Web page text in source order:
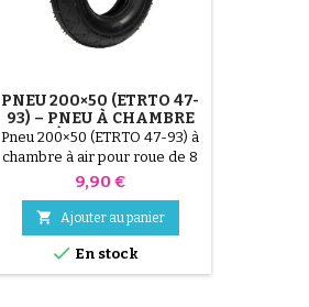
PNEU 200×50 (ETRTO 47-
93) – PNEU À CHAMBRE
À AIR POUR
TROTTINETTE, SCOOTER
OU REMORQUE
Pneu 200×50 (ETRTO 47-93) à
chambre à air pour roue de 8
pouces (8x2"). Compatible
trottinettes électriques (E-
Twow, Speedway Mini 4,
Dualtron Mini, Zero 8...),
scooters légers et
Prix
9,90 €
 Ajouter au panier
 En stock